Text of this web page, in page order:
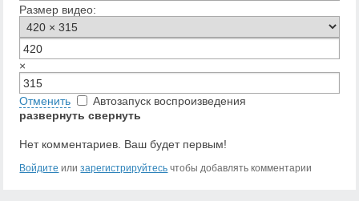
Размер видео:
×
Отменить
Автозапуск воспроизведения
развернуть свернуть
Нет комментариев. Ваш будет первым!
Войдите илизарегистрируйтесь чтобы добавлять комментарии